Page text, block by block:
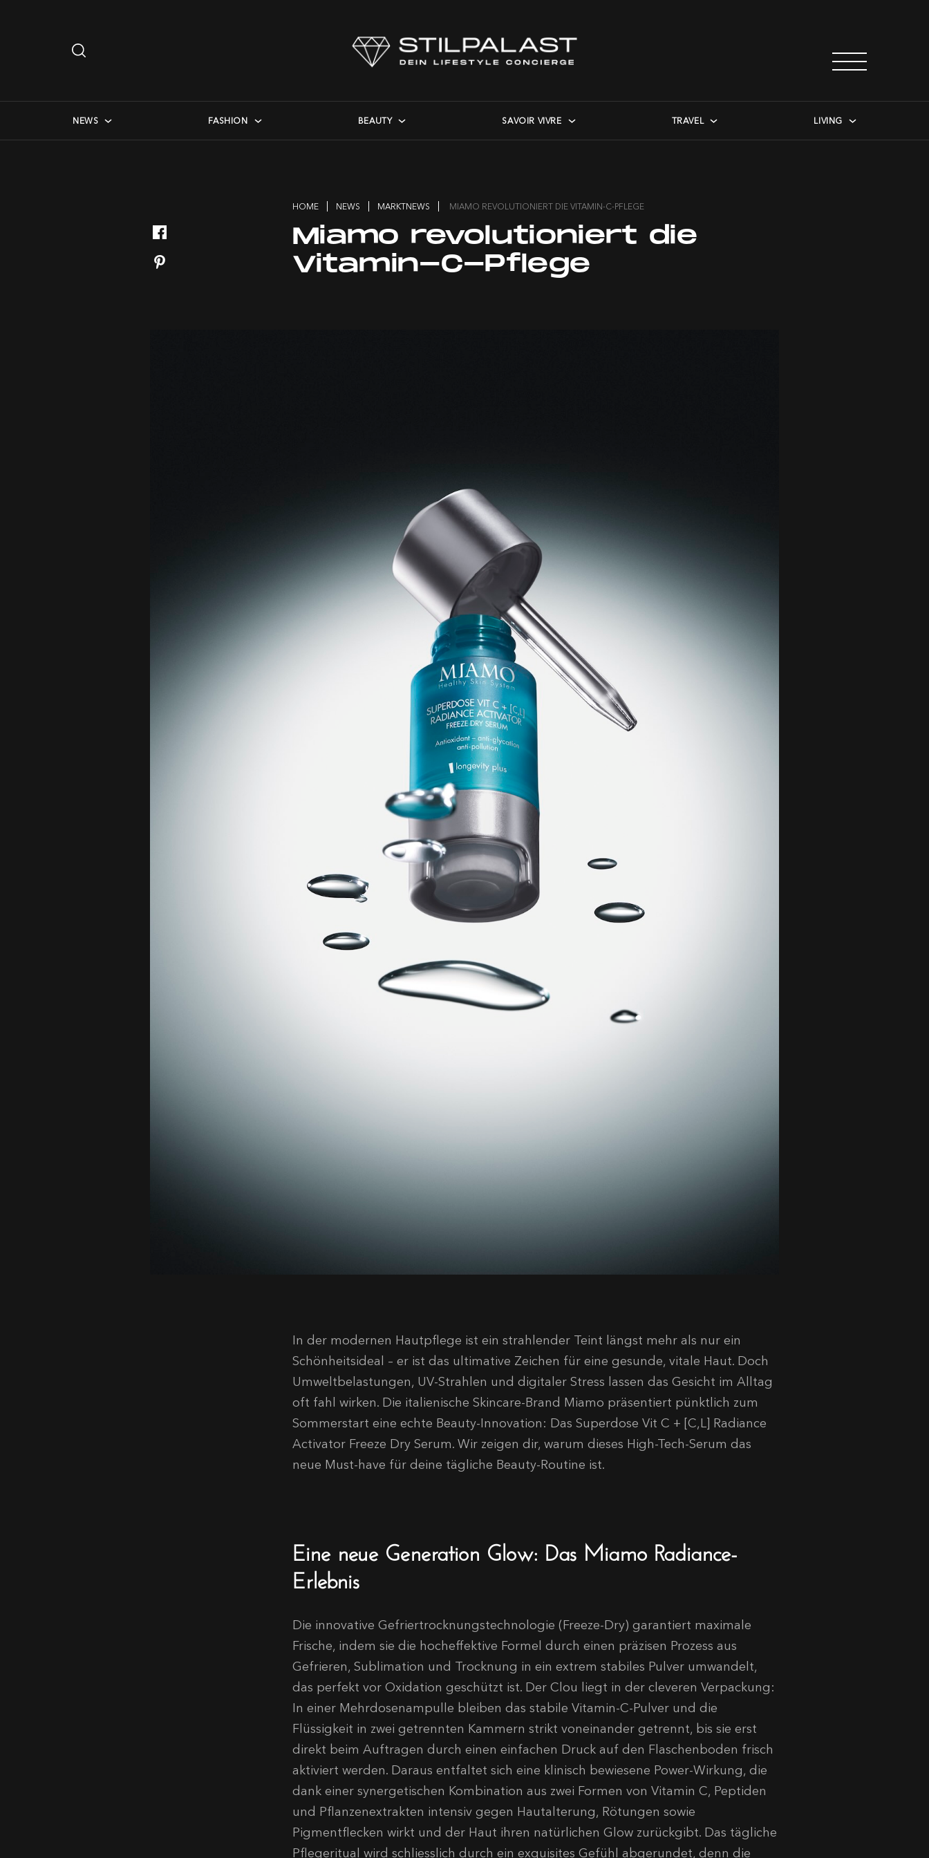
…
NEWS FASHION BEAUTY SAVOIR VIVRE TRAVEL LIVING
HOME NEWS MARKTNEWS MIAMO REVOLUTIONIERT DIE VITAMIN-C-PFLEGE
Miamo revolutioniert die
Vitamin-C-Pflege
In der modernen Hautpflege ist ein strahlender Teint längst mehr als nur ein
Schönheitsideal – er ist das ultimative Zeichen für eine gesunde, vitale Haut. Doch
Umweltbelastungen, UV-Strahlen und digitaler Stress lassen das Gesicht im Alltag
oft fahl wirken. Die italienische Skincare-Brand Miamo präsentiert pünktlich zum
Sommerstart eine echte Beauty-Innovation: Das Superdose Vit C + [C,L] Radiance
Activator Freeze Dry Serum. Wir zeigen dir, warum dieses High-Tech-Serum das
neue Must-have für deine tägliche Beauty-Routine ist.
Eine neue Generation Glow: Das Miamo Radiance-
Erlebnis
Die innovative Gefriertrocknungstechnologie (Freeze-Dry) garantiert maximale
Frische, indem sie die hocheffektive Formel durch einen präzisen Prozess aus
Gefrieren, Sublimation und Trocknung in ein extrem stabiles Pulver umwandelt,
das perfekt vor Oxidation geschützt ist. Der Clou liegt in der cleveren Verpackung:
In einer Mehrdosenampulle bleiben das stabile Vitamin-C-Pulver und die
Flüssigkeit in zwei getrennten Kammern strikt voneinander getrennt, bis sie erst
direkt beim Auftragen durch einen einfachen Druck auf den Flaschenboden frisch
aktiviert werden. Daraus entfaltet sich eine klinisch bewiesene Power-Wirkung, die
dank einer synergetischen Kombination aus zwei Formen von Vitamin C, Peptiden
und Pflanzenextrakten intensiv gegen Hautalterung, Rötungen sowie
Pigmentflecken wirkt und der Haut ihren natürlichen Glow zurückgibt. Das tägliche
Pflegeritual wird schliesslich durch ein exquisites Gefühl abgerundet, denn die